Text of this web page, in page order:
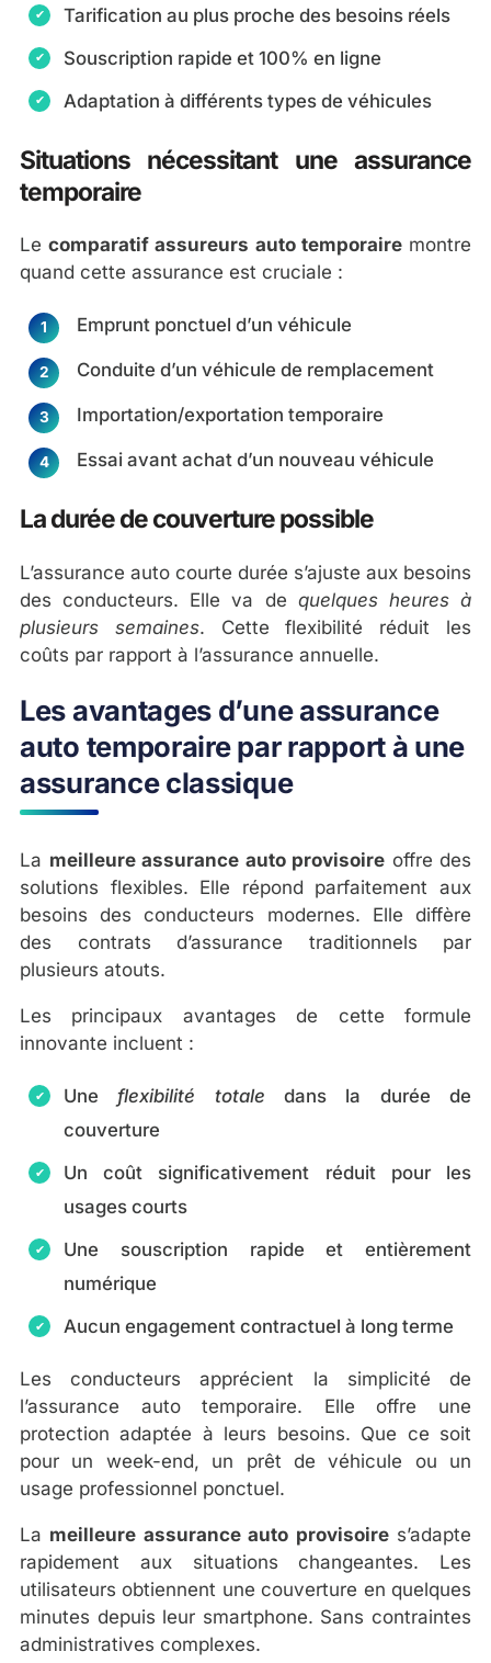
Tarification au plus proche des besoins réels
Souscription rapide et 100% en ligne
Adaptation à différents types de véhicules
Situations nécessitant une assurance
temporaire
Lecomparatif assureurs auto temporairemontre
quand cette assurance est cruciale :
Emprunt ponctuel d’un véhicule
Conduite d’un véhicule de remplacement
Importation/exportation temporaire
Essai avant achat d’un nouveau véhicule
La durée de couverture possible
L’assurance auto courte durée s’ajuste aux besoins
des conducteurs. Elle va de quelques heures à
plusieurs semaines. Cette flexibilité réduit les
coûts par rapport à l’assurance annuelle.
Les avantages d’une assurance
auto temporaire par rapport à une
assurance classique
La meilleure assurance auto provisoire offre des
solutions flexibles. Elle répond parfaitement aux
besoins des conducteurs modernes. Elle diffère
des contrats d’assurance traditionnels par
plusieurs atouts.
Les principaux avantages de cette formule
innovante incluent :
Uneflexibilité totale dans la durée de
couverture
Un coût significativement réduit pour les
usages courts
Une souscription rapide et entièrement
numérique
Aucun engagement contractuel à long terme
Les conducteurs apprécient la simplicité de
l’assurance auto temporaire. Elle offre une
protection adaptée à leurs besoins. Que ce soit
pour un week-end, un prêt de véhicule ou un
usage professionnel ponctuel.
La meilleure assurance auto provisoires’adapte
rapidement aux situations changeantes. Les
utilisateurs obtiennent une couverture en quelques
minutes depuis leur smartphone. Sans contraintes
administratives complexes.